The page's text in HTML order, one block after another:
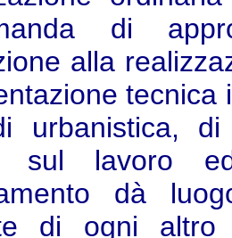
di
alla
urbanistica,
sul lavoro
dà
di ogni altro